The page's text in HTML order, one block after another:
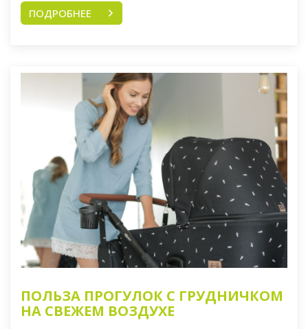
ПОДРОБНЕЕ
ПОЛЬЗА ПРОГУЛОК С ГРУДНИЧКОМ
НА СВЕЖЕМ ВОЗДУХЕ